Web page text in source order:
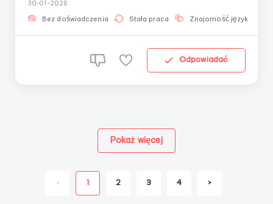
Zadania obejmują:— Odbiór i przetwarzanie zgłoszeń
przychodzących— Korespondencj...
30-01-2026
Bez doświadczenia Stała praca Znajomość języka
Odpowiadać
< 1 2 3 4 >
Pokaż więcej